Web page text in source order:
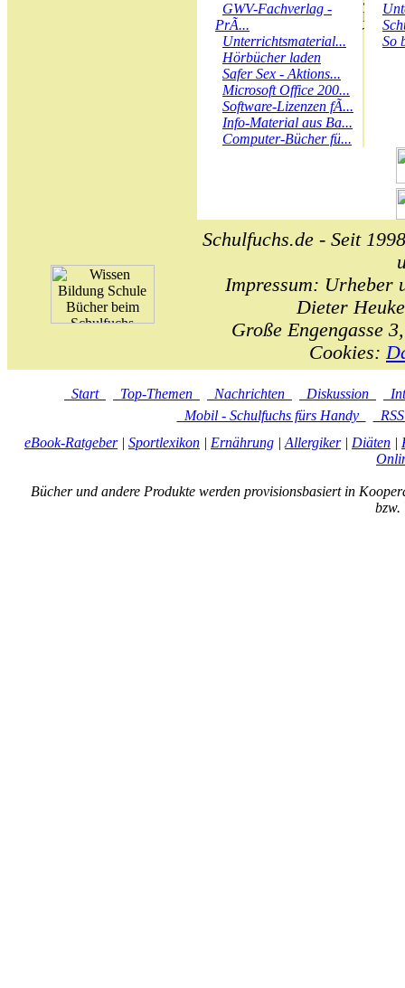
GWV-Fachverlag -
PrÃ...
Unterrichtsmaterial...
Hörbücher laden
Safer Sex - Aktions...
Microsoft Office 200...
Software-Lizenzen fÃ...
Info-Material aus Ba...
Computer-Bücher fü...
So
Schulfuchs.de - Seit
Impressum: Urheber
Dieter
Große Engengasse
Cookies:
Start Top-Themen Nachrichten Diskussion
Mobil - Schulfuchs fürs Handy
eBook-Ratgeber| Sportlexikon | Ernährung | Allergiker| Diäten |
Bücher und andere Produkte werden provisionsbasiert in
bzw.